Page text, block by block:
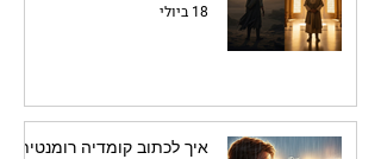
18 ביולי
איך לכתוב קומדיה רומנטית